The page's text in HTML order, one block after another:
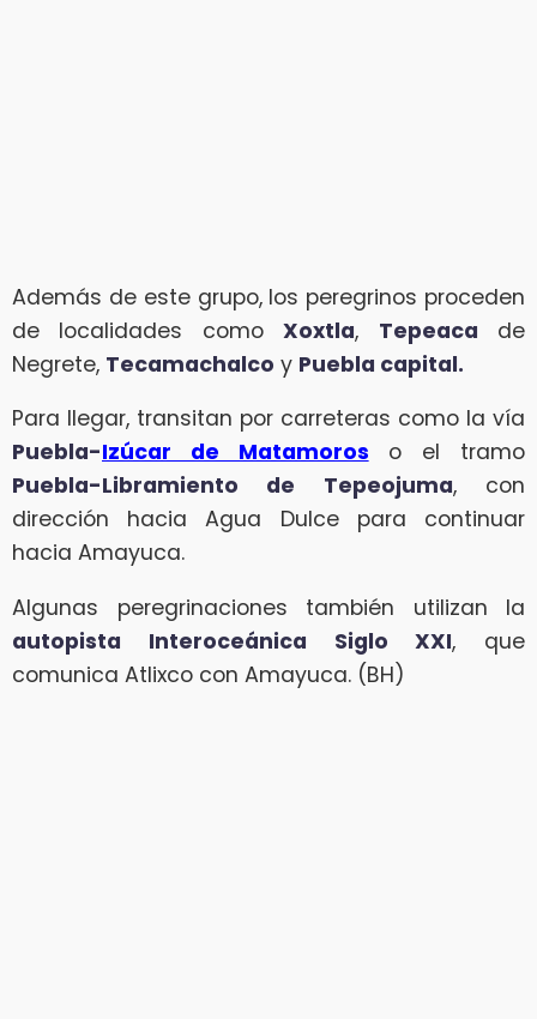
Además de este grupo, los peregrinos proceden
de localidades comoXoxtla, Tepeaca de
Negrete, Tecamachalco y Puebla capital.
Para llegar, transitan por carreteras como la vía
Puebla-Izúcar de Matamoros o el tramo
Puebla-Libramiento de Tepeojuma, con
dirección hacia Agua Dulce para continuar
hacia Amayuca.
Algunas peregrinaciones también utilizan la
autopista Interoceánica Siglo XXI, que
comunica Atlixco con Amayuca. (BH)